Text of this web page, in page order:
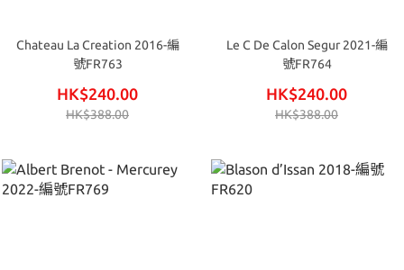
Chateau La Creation 2016-編
號FR763
HK$240.00
HK$388.00
Le C De Calon Segur 2021-編
號FR764
HK$240.00
HK$388.00